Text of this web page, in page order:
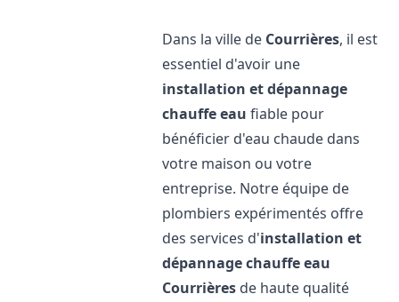
Dans la ville de Courrières, il est
essentiel d'avoir une
installation et dépannage
chauffe eau fiable pour
bénéficier d'eau chaude dans
votre maison ou votre
entreprise. Notre équipe de
plombiers expérimentés offre
des services d'installation et
dépannage chauffe eau
Courrières de haute qualité